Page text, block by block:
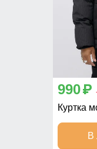
990 p
Куртка
В